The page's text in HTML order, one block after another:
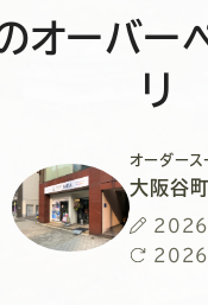
オーバー
リ
オーダー
大阪谷
投
稿
2026
最
2026